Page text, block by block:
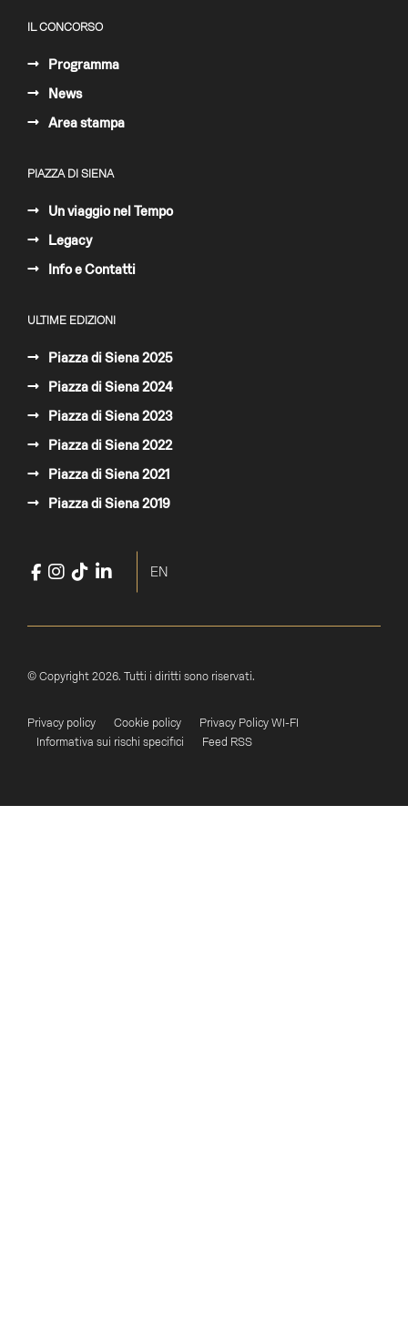
IL CONCORSO
Programma
News
Area stampa
PIAZZA DI SIENA
Un viaggio nel Tempo
Legacy
Info e Contatti
ULTIME EDIZIONI
Piazza di Siena 2025
Piazza di Siena 2024
Piazza di Siena 2023
Piazza di Siena 2022
Piazza di Siena 2021
Piazza di Siena 2019
Facebook
Instagram
TikTok LinkedIn
YouTube
Seleziona la tua lingua
EN
© Copyright 2026. Tutti i diritti sono riservati.
Privacy policy Cookie policy
Privacy Policy WI-FI
Informativa sui rischi specifici
Feed RSS